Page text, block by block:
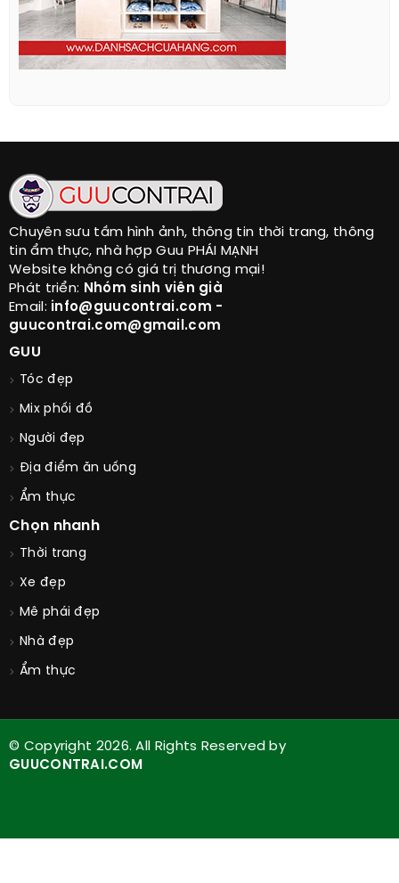
Chuyên sưu tầm hình ảnh, thông tin thời trang, thông
tin ẩm thực, nhà hợp Guu PHÁI MẠNH
Website không có giá trị thương mại!
Phát triển: Nhóm sinh viên già
Email: info@guucontrai.com -
guucontrai.com@gmail.com
GUU
Tóc đẹp
Mix phối đồ
Người đẹp
Địa điểm ăn uống
Ẩm thực
Chọn nhanh
Thời trang
Xe đẹp
Mê phái đẹp
Nhà đẹp
Ẩm thực
© Copyright 2026. All Rights Reserved by
GUUCONTRAI.COM